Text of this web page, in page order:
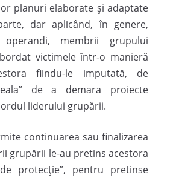
planuri elaborate și adaptate
dar aplicând, în genere,
membrii grupului
victimele într-o manieră
fiindu-le imputată, de
de a demara proiecte
liderului grupării.
continuarea sau finalizarea
grupării le-au pretins acestora
protecție”, pentru pretinse